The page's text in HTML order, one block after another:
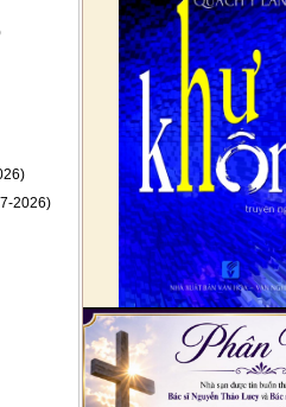
2026)